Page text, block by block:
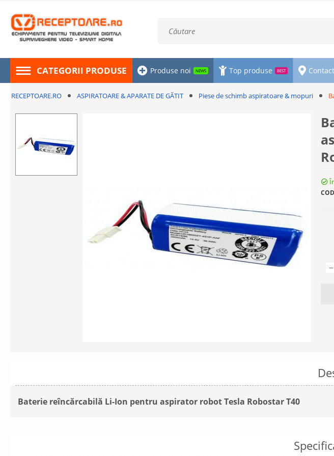
CATEGORII PRODUSE Produse noi NEWS Top produse BEST
RECEPTOARE.RO ASPIRATOARE & APARATE DE GĂTIT Piese de schimb aspiratoare & mopuri
−
Baterie reîncărcabilă Li-Ion pentru aspirator robot Tesla Robostar T40